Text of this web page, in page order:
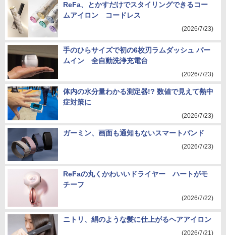
ReFa、とかすだけでスタイリングできるコー
ムアイロン コードレス
(2026/7/23)
手のひらサイズで初の6枚刃ラムダッシュ パー
ムイン 全自動洗浄充電台
(2026/7/23)
体内の水分量わかる測定器!? 数値で見えて熱中
症対策に
(2026/7/23)
ガーミン、画面も通知もないスマートバンド
(2026/7/23)
ReFaの丸くかわいいドライヤー ハートがモ
チーフ
(2026/7/22)
ニトリ、絹のような髪に仕上がるヘアアイロン
(2026/7/21)